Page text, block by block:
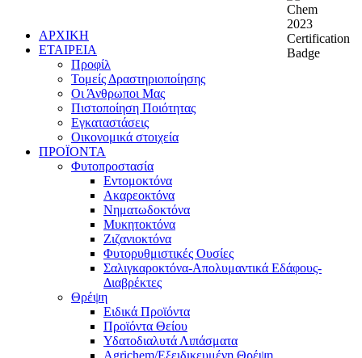
ΑΡΧΙΚΗ
ΕΤΑΙΡΕΙΑ
Προφίλ
Τομείς Δραστηριοποίησης
Οι Άνθρωποι Μας
Πιστοποίηση Ποιότητας
Εγκαταστάσεις
Οικονομικά στοιχεία
ΠΡΟΪΟΝΤΑ
Φυτοπροστασία
Εντομοκτόνα
Ακαρεοκτόνα
Νηματωδοκτόνα
Μυκητοκτόνα
Ζιζανιοκτόνα
Φυτορυθμιστικές Ουσίες
Σαλιγκαροκτόνα-Απολυμαντικά Εδάφους-
Διαβρέκτες
Θρέψη
Ειδικά Προϊόντα
Προϊόντα Θείου
Υδατοδιαλυτά Λιπάσματα
Agrichem/Εξειδικευμένη Θρέψη